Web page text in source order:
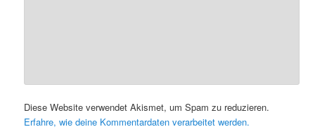
Diese Website verwendet Akismet, um Spam zu reduzieren.
Erfahre, wie deine Kommentardaten verarbeitet werden.